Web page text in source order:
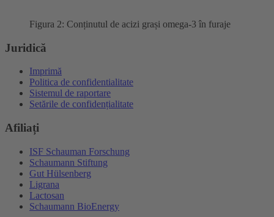
Figura 2: Conținutul de acizi grași omega-3 în furaje
Juridică
Imprimă
Politica de confidentialitate
Sistemul de raportare
Setările de confidențialitate
Afiliați
ISF Schauman Forschung
Schaumann Stiftung
Gut Hülsenberg
Ligrana
Lactosan
Schaumann BioEnergy